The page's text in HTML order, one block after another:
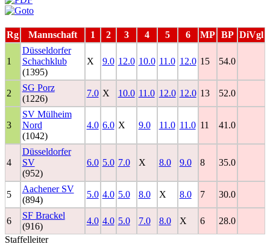
Rg Mannschaft 1 2 3 4 5 6 MP BP DiVgl
1
Düsseldorfer
Schachklub
(1395)
X 9.0 12.0 10.0 11.0 12.0 15 54.0
2
SG Porz
(1226)
7.0 X 10.0 11.0 12.0 12.0 13 52.0
3
SV Mülheim
Nord
(1042)
4.0 6.0 X 9.0 11.0 11.0 11 41.0
4
Düsseldorfer
SV
(952)
6.0 5.0 7.0 X 8.0 9.0 8 35.0
5
Aachener SV
(894)
5.0 4.0 5.0 8.0 X 8.0 7 30.0
6
SF Brackel
(916)
4.0 4.0 5.0 7.0 8.0 X 6
28.0
Staffelleiter